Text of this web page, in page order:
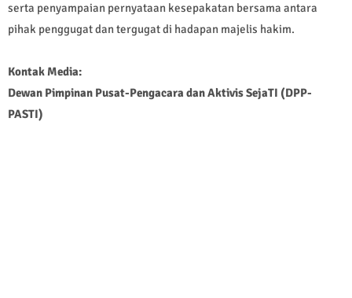
serta penyampaian pernyataan kesepakatan bersama antara
pihak penggugat dan tergugat di hadapan majelis hakim.
Kontak Media:
Dewan Pimpinan Pusat-Pengacara dan Aktivis SejaTI (DPP-
PASTI)